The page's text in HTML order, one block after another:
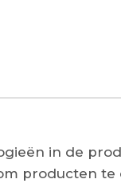
in de
producten te